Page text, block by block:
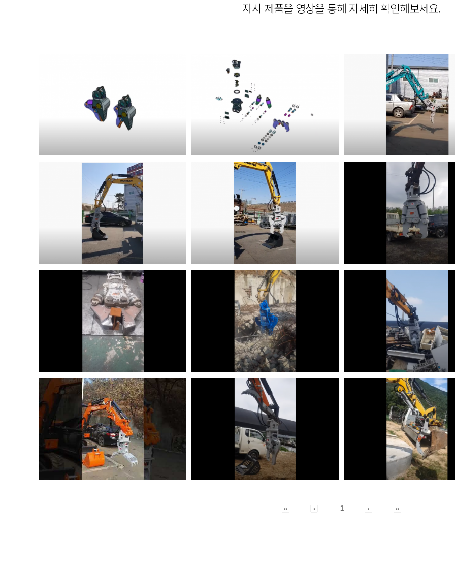
자사 제품을 영상을 통해 자세히 확인해보세요.
그라플(grapple) 크라샤(crusher)
크라샤(crusher) 크라샤(crusher) 그라플(grapple)
크라샤(crusher) 쉐어(shear) 크라샤(crusher)
크라샤(crusher) 기타제품 기타제품
1